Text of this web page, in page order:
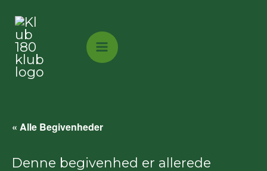
indholdet
« Alle Begivenheder
Denne begivenhed er allerede